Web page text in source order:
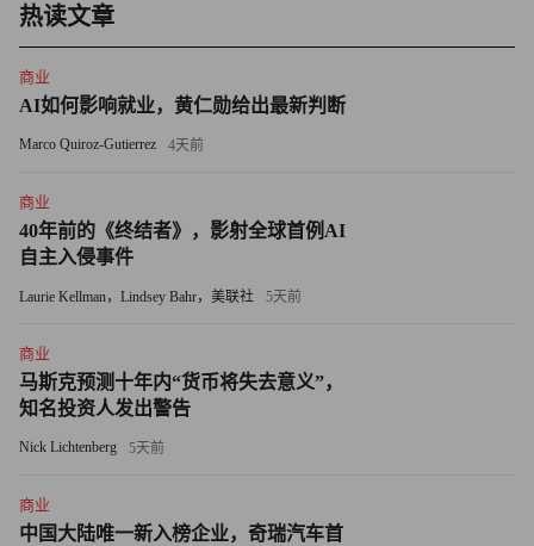
在最初的语境中，之所以被称为野蛮人，是因为这类收购靠
举债来筹措资金，以小博大，老鼠吞掉大象，同时无视标的
公司管理层的反对，以“得到”为唯一目的。
动用杠杆和充满恶意，是最初判定野蛮人的两大标准。随着
黄光裕入狱前将国美托付给陈晓，期待他成为自己缺席时的
守门人，2010年作为职业经理人的陈晓与贝恩资本联合，发
起了挑战黄光裕对国美控制权的战争。那时的陈晓虽然还是
2015年，中国A股市场历史上规模最大的一场公司并购与反
并购攻防战打响。“宝万之争”一直持续到2017年，以深圳地
铁成为万科第一大股东才得以终结。这一事件中，宝能系和
无论是陈晓还是姚振华，都还是动用商业手段，遵守市场规
热读文章
商业
AI如何影响就业，黄仁勋给出最新判断
Marco Quiroz-Gutierrez 4天前
商业
40年前的《终结者》，影射全球首例AI
自主入侵事件
Laurie Kellman，Lindsey Bahr，美联社 5天前
商业
马斯克预测十年内“货币将失去意义”，
知名投资人发出警告
Nick Lichtenberg 5天前
商业
中国大陆唯一新入榜企业，奇瑞汽车首